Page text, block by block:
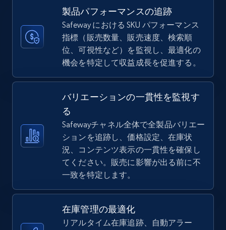
874+ 今すぐ始める
TikTok Shop
URL, Title, Available, Description, Currency, Initial
price, Final price, Discount percent, and more.
5.4K+ 667+ 今すぐ始める
URL, Title, Available, Description, Currency, Initial
price, Final price, Discount percent, and more.
製品パフォーマンスの追跡
Safeway における SKU パフォーマンス
指標（販売数量、販売速度、検索順
位、可視性など）を監視し、最適化の
機会を特定して収益成長を促進する。
バリエーションの一貫性を監視す
る
Safewayチャネル全体で全製品バリエー
ションを追跡し、価格設定、在庫状
況、コンテンツ表示の一貫性を確保し
てください。販売に影響が出る前に不
一致を特定します。
在庫管理の最適化
リアルタイム在庫追跡、自動アラー